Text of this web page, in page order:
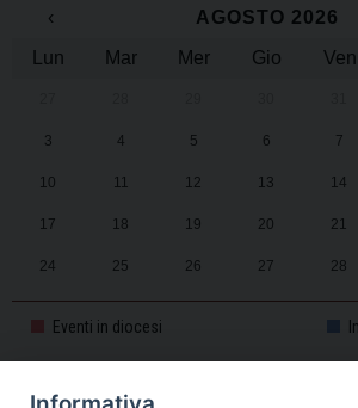
‹ AGOSTO 2026
Lun
Mar Mer Gio Ven
3 4 5 6 7
10 11 12 13 14
17 18 19 20 21
24 25 26 27 28
31 1 2 3 4
Eventi in diocesi